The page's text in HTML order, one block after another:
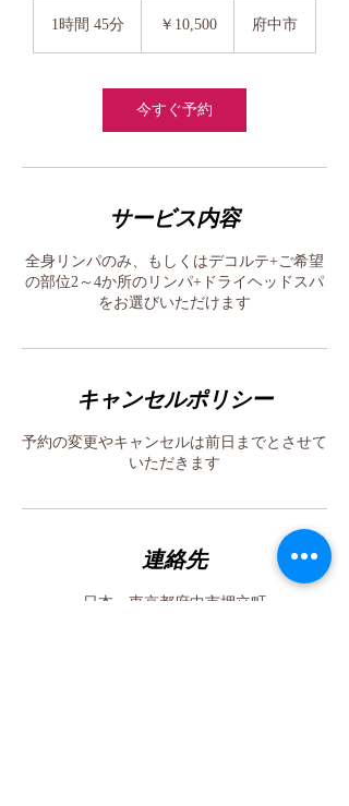
1時間 45分
5
分
￥10,500 府中市
今すぐ予約
サービス内容
全身リンパのみ、もしくはデコルテ+ご希望
の部位2～4か所のリンパ+ドライヘッドスパ
をお選びいただけます
キャンセルポリシー
予約の変更やキャンセルは前日までとさせて
いただきます
連絡先
日本、東京都府中市押立町